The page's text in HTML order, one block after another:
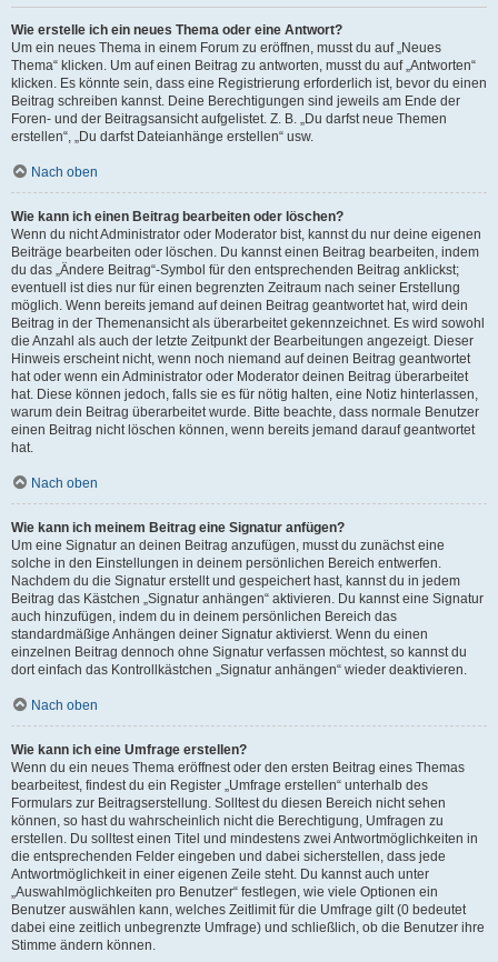
Wie erstelle ich ein neues Thema oder eine Antwort?
Um ein neues Thema in einem Forum zu eröffnen, musst du auf „Neues
Thema“ klicken. Um auf einen Beitrag zu antworten, musst du auf „Antworten“
klicken. Es könnte sein, dass eine Registrierung erforderlich ist, bevor du einen
Beitrag schreiben kannst. Deine Berechtigungen sind jeweils am Ende der
Foren- und der Beitragsansicht aufgelistet. Z. B. „Du darfst neue Themen
erstellen“, „Du darfst Dateianhänge erstellen“ usw.
Nach oben
Wie kann ich einen Beitrag bearbeiten oder löschen?
Wenn du nicht Administrator oder Moderator bist, kannst du nur deine eigenen
Beiträge bearbeiten oder löschen. Du kannst einen Beitrag bearbeiten, indem
du das „Ändere Beitrag“-Symbol für den entsprechenden Beitrag anklickst;
eventuell ist dies nur für einen begrenzten Zeitraum nach seiner Erstellung
möglich. Wenn bereits jemand auf deinen Beitrag geantwortet hat, wird dein
Beitrag in der Themenansicht als überarbeitet gekennzeichnet. Es wird sowohl
die Anzahl als auch der letzte Zeitpunkt der Bearbeitungen angezeigt. Dieser
Hinweis erscheint nicht, wenn noch niemand auf deinen Beitrag geantwortet
hat oder wenn ein Administrator oder Moderator deinen Beitrag überarbeitet
hat. Diese können jedoch, falls sie es für nötig halten, eine Notiz hinterlassen,
warum dein Beitrag überarbeitet wurde. Bitte beachte, dass normale Benutzer
einen Beitrag nicht löschen können, wenn bereits jemand darauf geantwortet
hat.
Nach oben
Wie kann ich meinem Beitrag eine Signatur anfügen?
Um eine Signatur an deinen Beitrag anzufügen, musst du zunächst eine
solche in den Einstellungen in deinem persönlichen Bereich entwerfen.
Nachdem du die Signatur erstellt und gespeichert hast, kannst du in jedem
Beitrag das Kästchen „Signatur anhängen“ aktivieren. Du kannst eine Signatur
auch hinzufügen, indem du in deinem persönlichen Bereich das
standardmäßige Anhängen deiner Signatur aktivierst. Wenn du einen
einzelnen Beitrag dennoch ohne Signatur verfassen möchtest, so kannst du
dort einfach das Kontrollkästchen „Signatur anhängen“ wieder deaktivieren.
Nach oben
Wie kann ich eine Umfrage erstellen?
Wenn du ein neues Thema eröffnest oder den ersten Beitrag eines Themas
bearbeitest, findest du ein Register „Umfrage erstellen“ unterhalb des
Formulars zur Beitragserstellung. Solltest du diesen Bereich nicht sehen
können, so hast du wahrscheinlich nicht die Berechtigung, Umfragen zu
erstellen. Du solltest einen Titel und mindestens zwei Antwortmöglichkeiten in
die entsprechenden Felder eingeben und dabei sicherstellen, dass jede
Antwortmöglichkeit in einer eigenen Zeile steht. Du kannst auch unter
„Auswahlmöglichkeiten pro Benutzer“ festlegen, wie viele Optionen ein
Benutzer auswählen kann, welches Zeitlimit für die Umfrage gilt (0 bedeutet
dabei eine zeitlich unbegrenzte Umfrage) und schließlich, ob die Benutzer ihre
Stimme ändern können.